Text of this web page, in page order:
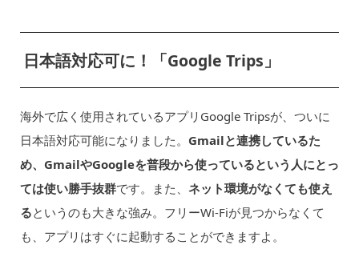
日本語対応可に！「Google Trips」
海外で広く使用されているアプリGoogle Tripsが、ついに
日本語対応可能になりました。 Gmailと連携しているた
め、GmailやGoogleを普段から使っているという人にとっ
ては使い勝手抜群です。また、 ネット環境がなくても使え
るというのも大きな強み。フリーWi-Fiが見つからなくて
も、アプリはすぐに起動することができますよ。